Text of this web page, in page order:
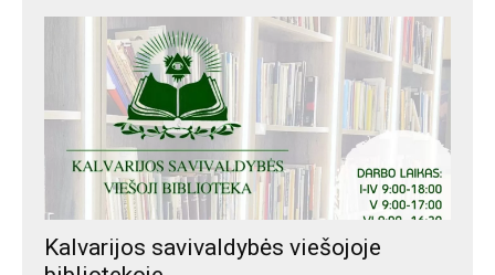
Kalvarijos savivaldybės viešojoje